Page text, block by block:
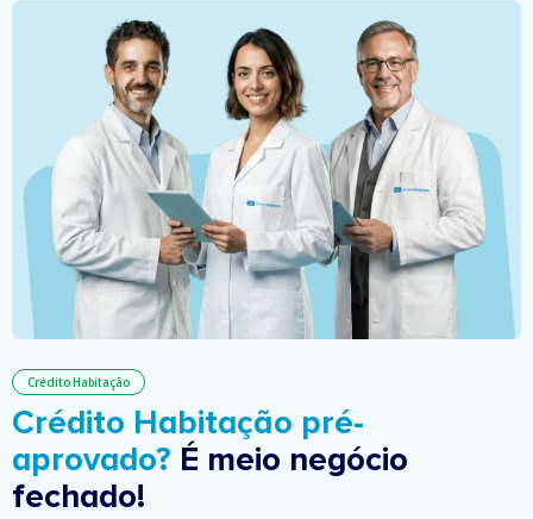
Crédito Habitação
Crédito Habitação pré-
aprovado? É meio negócio
fechado!